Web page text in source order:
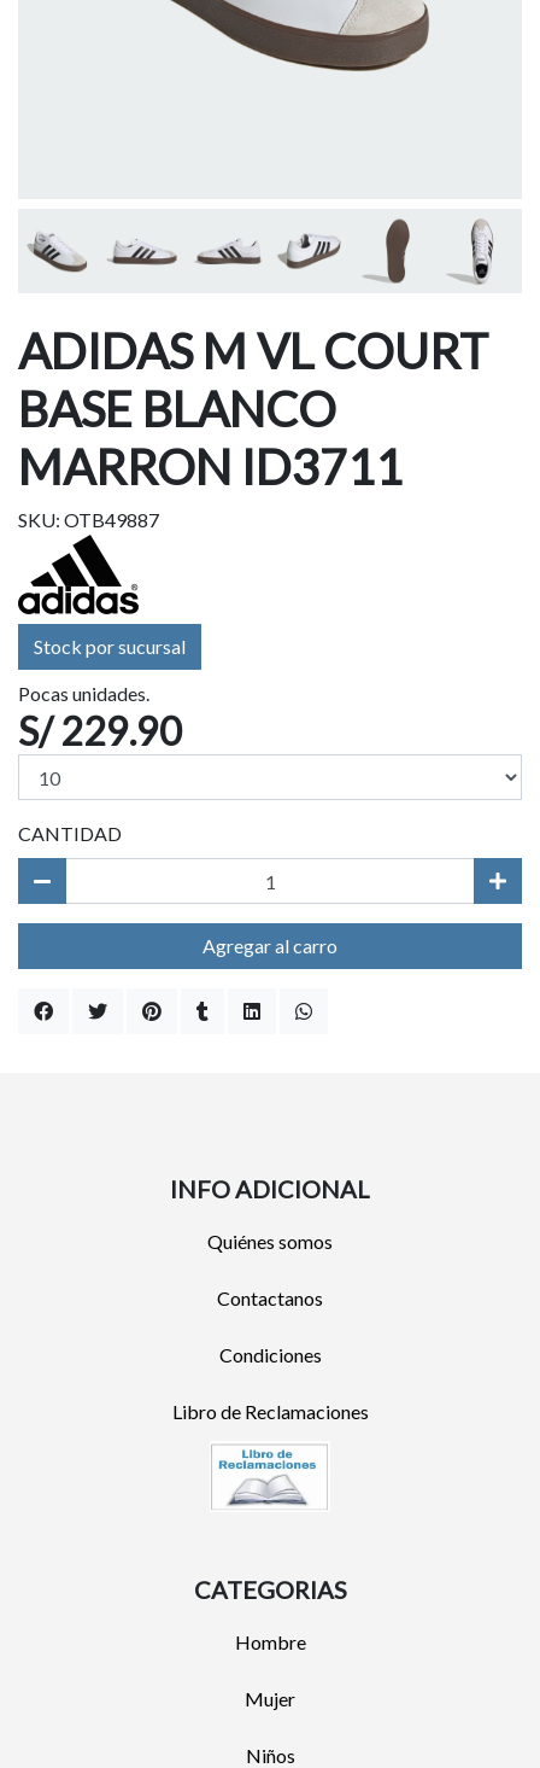
ADIDAS M VL COURT
BASE BLANCO
MARRON ID3711
SKU: OTB49887
Stock por sucursal
Pocas unidades.
S/ 229.90
CANTIDAD
Agregar al carro
INFO ADICIONAL
Quiénes somos
Contactanos
Condiciones
Libro de Reclamaciones
CATEGORIAS
Hombre
Mujer
Niños